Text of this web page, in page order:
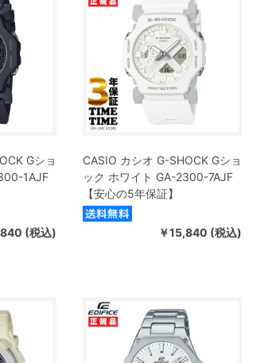
Gショ
1AJF
(税込)
CASIO カシオ G-SHOCK Gショ
ック ホワイト GA-2300-7AJF
【安心の5年保証】
￥15,840 (税込)